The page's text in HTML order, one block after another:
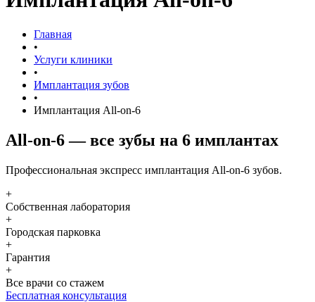
Главная
•
Услуги клиники
•
Имплантация зубов
•
Имплантация All-on-6
All-on-6 — все зубы на 6 имплантах
Профессиональная экспресс имплантация All-on-6 зубов.
+
Собственная лаборатория
+
Городская парковка
+
Гарантия
+
Все врачи со стажем
Бесплатная консультация